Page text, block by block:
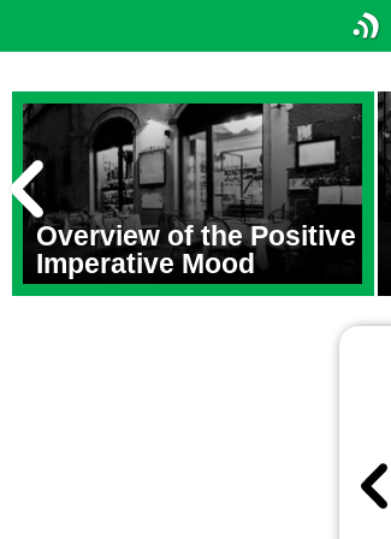
Overview of the Positive
Imperative Mood